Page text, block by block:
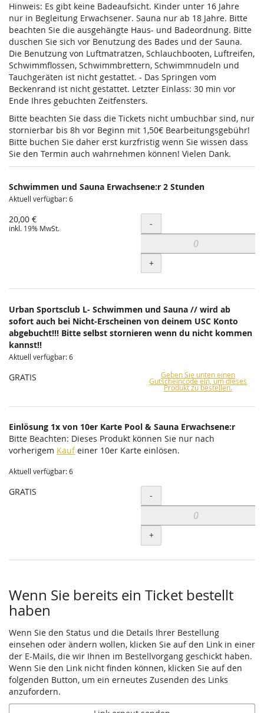
Hinweis: Es gibt keine Badeaufsicht. Kinder unter 16 Jahre
nur in Begleitung Erwachsener. Sauna nur ab 18 Jahre. Bitte
beachten Sie die ausgehängte Haus- und Badeordnung. Bitte
duschen Sie sich vor Benutzung des Bades und der Sauna.
Die Benutzung von Luftmatratzen, Schlauchbooten, Luftreifen,
Schwimmflossen, Schwimmbrettern, Schwimmnudeln und
Tauchgeräten ist nicht gestattet. - Das Springen vom
Beckenrand ist nicht gestattet. Letzter Einlass: 30 min vor
Ende Ihres gebuchten Zeitfensters.
Bitte beachten Sie dass die Tickets nicht umbuchbar sind, nur
stornierbar bis 8h vor Beginn mit 1,50€ Bearbeitungsgebühr!
Bitte buchen Sie daher erst kurzfristig wenn Sie wissen dass
Sie den Termin auch wahrnehmen können! Vielen Dank.
Schwimmen und Sauna Erwachsene:r 2 Stunden
Aktuell verfügbar: 6
20,00 €
inkl. 19% MwSt. Menge
-
+
Urban Sportsclub L- Schwimmen und Sauna // wird ab
sofort auch bei Nicht-Erscheinen von deinem USC Konto
abgebucht!!! Bitte selbst stornieren wenn du nicht kommen
kannst!!
Aktuell verfügbar: 6
GRATIS Geben Sie unten einen
Gutscheincode ein, um dieses
Produkt zu bestellen.
Einlösung 1x von 10er Karte Pool & Sauna Erwachsene:r
Bitte Beachten: Dieses Produkt können Sie nur nach
vorherigem Kaufeiner 10er Karte einlösen.
Aktuell verfügbar: 6
GRATIS Menge
-
+
Wenn Sie bereits ein Ticket bestellt
haben
Wenn Sie den Status und die Details Ihrer Bestellung
einsehen oder ändern wollen, klicken Sie auf den Link in einer
der E-Mails, die wir Ihnen im Bestellvorgang geschickt haben.
Wenn Sie den Link nicht finden können, klicken Sie auf den
folgenden Button, um ein erneutes Zusenden des Links
anzufordern.